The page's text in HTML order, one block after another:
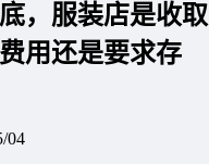
，服装店是收取
用还是要求存
04